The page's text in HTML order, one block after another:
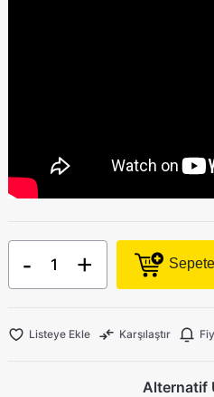
- +
Listeye Ekle Karşılaştır
Alternatif